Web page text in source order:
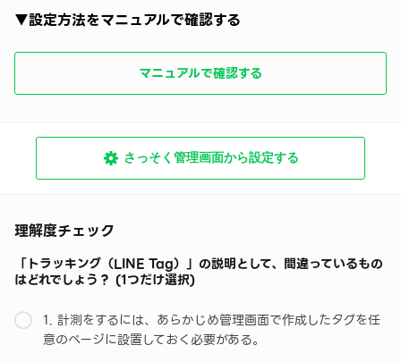
▼設定方法をマニュアルで確認する
マニュアルで確認する
さっそく管理画面から設定する
理解度チェック
「トラッキング（LINE Tag）」の説明として、間違っているもの
はどれでしょう？ (1つだけ選択)
1. 計測をするには、あらかじめ管理画面で作成したタグを任
意のページに設置しておく必要がある。